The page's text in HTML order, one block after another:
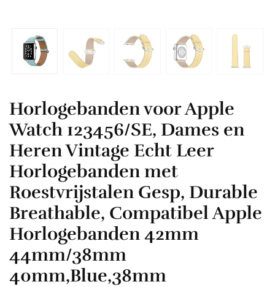
Horlogebanden voor Apple
Watch 123456/SE, Dames en
Heren Vintage Echt Leer
Horlogebanden met
Roestvrijstalen Gesp, Durable
Breathable, Compatibel Apple
Horlogebanden 42mm
44mm/38mm
40mm,Blue,38mm